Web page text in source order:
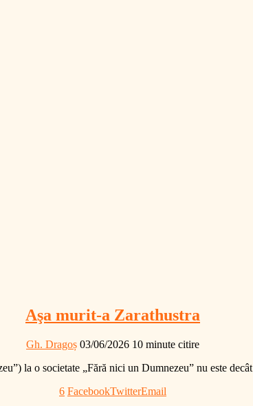
Aşa murit-a Zarathustra
Gh. Dragoș 03/06/2026 10 minute citire
la o societate „Fără nici un Dumnezeu” nu este
6 FacebookTwitterEmail